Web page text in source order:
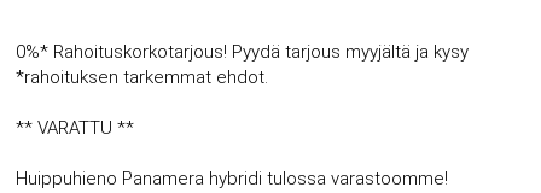
0%* Rahoituskorkotarjous! Pyydä tarjous myyjältä ja kysy
*rahoituksen tarkemmat ehdot.
** VARATTU **
Huippuhieno Panamera hybridi tulossa varastoomme!